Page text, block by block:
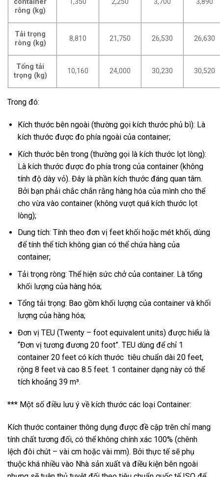
container
rỗng (kg)
1,350 2,250 3,700 3,890
Tải trọng
ròng (kg)
8,810 21,750 26,530 26,630
Tổng tải
trọng (kg)
10,160 24,000 30,230 30,520
Trong đó:
Kích thước bên ngoài (thường gọi kích thước phủ bì): Là
kích thước được đo phía ngoài của container;
Kích thước bên trong (thường gọi là kích thước lọt lòng):
Là kích thước được đo phía trong của container (không
tính độ dày vỏ). Đây là phần kích thước đáng quan tâm.
Bởi bạn phải chắc chắn rằng hàng hóa của mình cho thể
cho vừa vào container (không vượt quá kích thước lọt
lòng);
Dung tích: Tính theo đơn vị feet khối hoặc mét khối, dùng
để tính thể tích không gian có thể chứa hàng của
container;
Tải trọng ròng: Thể hiện sức chở của container. Là tổng
khối lượng của hàng hóa;
Tổng tải trọng: Bao gồm khối lượng của container và khối
lượng của hàng hóa;
Đơn vị TEU (Twenty – foot equivalent units) được hiểu là
“Đơn vị tương đương 20 foot”. TEU dùng để chỉ 1
container 20 feet có kích thước tiêu chuẩn dài 20 feet,
rộng 8 feet và cao 8.5 feet. 1 container dạng này có thể
tích khoảng 39 m³.
*** Một số điều lưu ý về kích thước các loại Container:
Kích thước container thông dụng được đề cập trên chỉ mang
tính chất tương đối, có thể không chính xác 100% (chênh
lệch đôi chút – vài cm hoặc vài mm). Bởi thực tế sẽ phụ
thuộc khá nhiều vào Nhà sản xuất và điều kiện bên ngoài